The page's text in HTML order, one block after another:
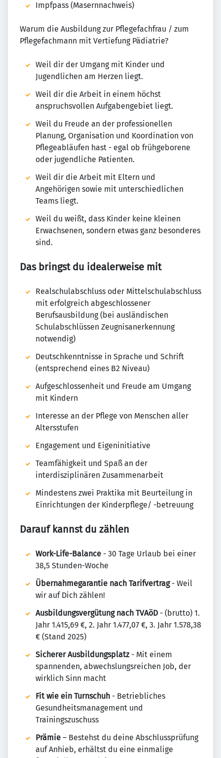
Impfpass (Masernnachweis)
Warum die Ausbildung zur Pflegefachfrau / zum
Pflegefachmann mit Vertiefung Pädiatrie?
Weil dir der Umgang mit Kinder und
Jugendlichen am Herzen liegt.
Weil dir die Arbeit in einem höchst
anspruchsvollen Aufgabengebiet liegt.
Weil du Freude an der professionellen
Planung, Organisation und Koordination von
Pflegeabläufen hast - egal ob frühgeborene
oder jugendliche Patienten.
Weil dir die Arbeit mit Eltern und
Angehörigen sowie mit unterschiedlichen
Teams liegt.
Weil du weißt, dass Kinder keine kleinen
Erwachsenen, sondern etwas ganz besonderes
sind.
Das bringst du idealerweise mit
Realschulabschluss oder Mittelschulabschluss
mit erfolgreich abgeschlossener
Berufsausbildung (bei ausländischen
Schulabschlüssen Zeugnisanerkennung
notwendig)
Deutschkenntnisse in Sprache und Schrift
(entsprechend eines B2 Niveau)
Aufgeschlossenheit und Freude am Umgang
mit Kindern
Interesse an der Pflege von Menschen aller
Altersstufen
Engagement und Eigeninitiative
Teamfähigkeit und Spaß an der
interdisziplinären Zusammenarbeit
Mindestens zwei Praktika mit Beurteilung in
Einrichtungen der Kinderpflege/ -betreuung
Darauf kannst du zählen
Work-Life-Balance - 30 Tage Urlaub bei einer
38,5 Stunden-Woche
Übernahmegarantie nach Tarifvertrag- Weil
wir auf Dich zählen!
Ausbildungsvergütung nach TVAöD - (brutto) 1.
Jahr 1.415,69 €, 2. Jahr 1.477,07 €, 3. Jahr 1.578,38
€ (Stand 2025)
Sicherer Ausbildungsplatz- Mit einem
spannenden, abwechslungsreichen Job, der
wirklich Sinn macht
Fit wie ein Turnschuh - Betriebliches
Gesundheitsmanagement und
Trainingszuschuss
Prämie – Bestehst du deine Abschlussprüfung
auf Anhieb, erhältst du eine einmalige